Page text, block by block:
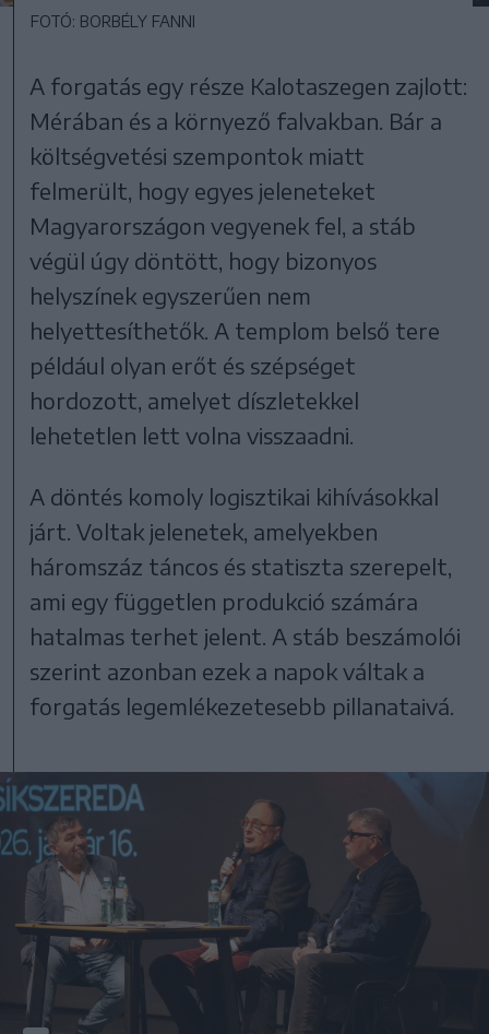
FOTÓ: BORBÉLY FANNI
A forgatás egy része Kalotaszegen zajlott:
Mérában és a környező falvakban. Bár a
költségvetési szempontok miatt
felmerült, hogy egyes jeleneteket
Magyarországon vegyenek fel, a stáb
végül úgy döntött, hogy bizonyos
helyszínek egyszerűen nem
helyettesíthetők. A templom belső tere
például olyan erőt és szépséget
hordozott, amelyet díszletekkel
lehetetlen lett volna visszaadni.
A döntés komoly logisztikai kihívásokkal
járt. Voltak jelenetek, amelyekben
háromszáz táncos és statiszta szerepelt,
ami egy független produkció számára
hatalmas terhet jelent. A stáb beszámolói
szerint azonban ezek a napok váltak a
forgatás legemlékezetesebb pillanataivá.